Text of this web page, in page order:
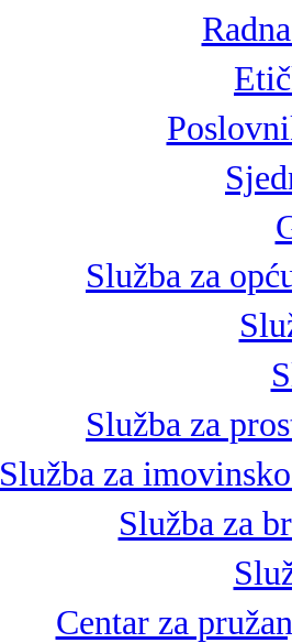
Služba za
Služba za
Služba za
Služba za
Centar za